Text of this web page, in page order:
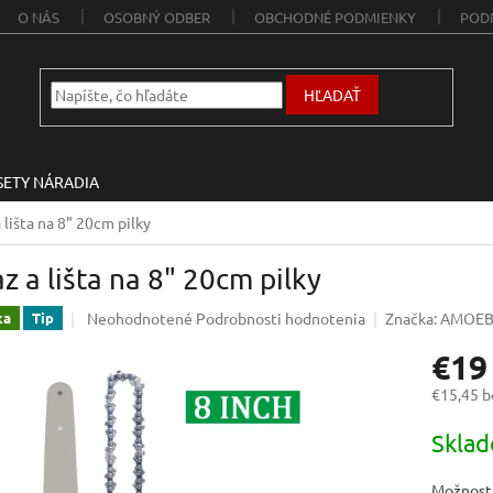
O NÁS OSOBNÝ ODBER OBCHODNÉ PODMIENKY
HĽADAŤ
NÁRADIA
lišta na 8" 20cm pilky
a lišta na 8" 20cm pilky
Tip
Priemerné
0,0
hviezdičiek.
Neohodnotené Podrobnosti hodnotenia Značka:
€19
€15,45
cena: